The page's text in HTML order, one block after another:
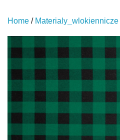
Home / Materialy_wlokiennicze